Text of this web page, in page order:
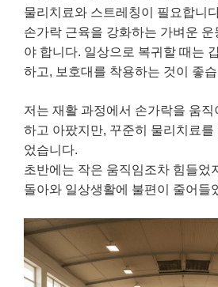
물리치료와 스트레칭이 필요합니
손가락 근육을 강화하는 가벼운 운
야 합니다. 일상으로 복귀할 때는
하고, 보호대를 착용하는 것이 좋
저는 재활 과정에서 손가락을 움직
하고 아팠지만, 꾸준히 물리치료를
었습니다.
초반에는 작은 움직임조차 힘들었
돌아와 일상생활에 불편이 줄어들